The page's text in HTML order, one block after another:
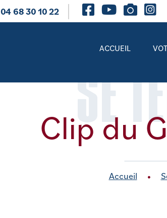
04 68 30 10 22
ACCUEIL
SE
Clip du
Accueil